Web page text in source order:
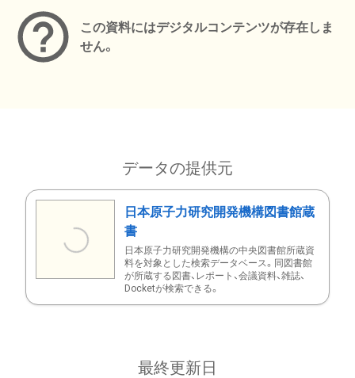
この資料にはデジタルコンテンツが存在しま
せん。
データの提供元
日本原子力研究開発機構図書館蔵
書
日本原子力研究開発機構の中央図書館所蔵資
料を対象とした検索データベース。同図書館
が所蔵する図書、レポート、会議資料、雑誌、
Docketが検索できる。
最終更新日